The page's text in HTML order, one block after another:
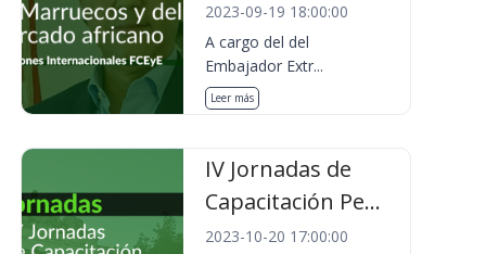
2023-09-19 18:00:00
A cargo del del
Embajador Extr...
Leer más
IV Jornadas de
Capacitación Pe...
2023-10-20 17:00:00